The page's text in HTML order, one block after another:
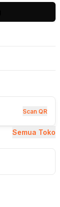
Scan QR
Semua Toko